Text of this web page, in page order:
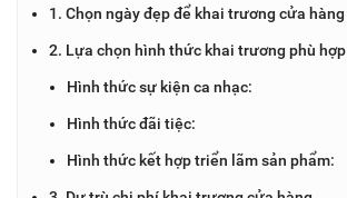
1. Chọn ngày đẹp để khai trương cửa hàng
2. Lựa chọn hình thức khai trương phù hợp
Hình thức sự kiện ca nhạc:
Hình thức đãi tiệc:
Hình thức kết hợp triển lãm sản phẩm: